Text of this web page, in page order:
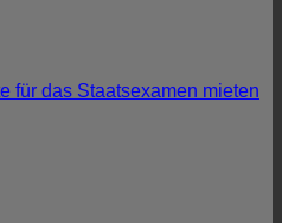
für das Staatsexamen mieten